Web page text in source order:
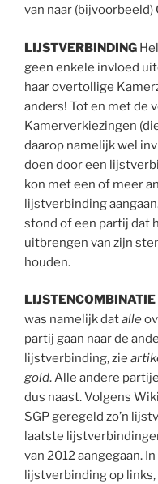
van naar
LIJSTVERBINDING
geen enkele invloed
haar overtollige
anders! Tot en met de
Kamerverkiezingen
daarop namelijk wel
doen door een
kon met een of meer
lijstverbinding
stond of een partij dat
uitbrengen van zijn
houden.
LIJSTENCOMBINATIE
was namelijk datalle
partij gaan naar de
lijstverbinding, zie
gold. Alle andere
dus naast. Volgens
SGP geregeld zo’n
laatste
van 2012 aangegaan.
lijstverbinding op links,